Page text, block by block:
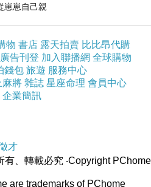
小梯子上下，包廂空間
無缺。睡覺時間一到，各
可安眠矣。
親切，每人穿著筆挺
列車啟動之前，過來接
分發免洗枕頭與床單，
可自行取用。最大好處
眠之時鎖上外門可防閒雜
馳十分平穩，車上旅客
崽自己親
物 書店 露天拍賣 比比昂代購
廣告刊登 加入聯播網 全球購物
錢包 旅遊 服務中心
麻將 雜誌 星座命理 會員中心
企業簡訊
才
有、轉載必究 ‧Copyright PChome
are trademarks of PChome